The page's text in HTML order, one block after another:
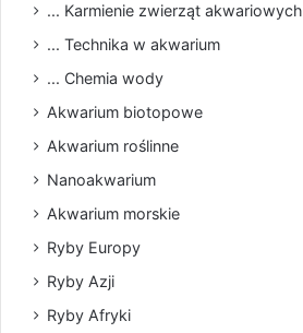
... Karmienie zwierząt akwariowych
... Technika w akwarium
... Chemia wody
Akwarium biotopowe
Akwarium roślinne
Nanoakwarium
Akwarium morskie
Ryby Europy
Ryby Azji
Ryby Afryki